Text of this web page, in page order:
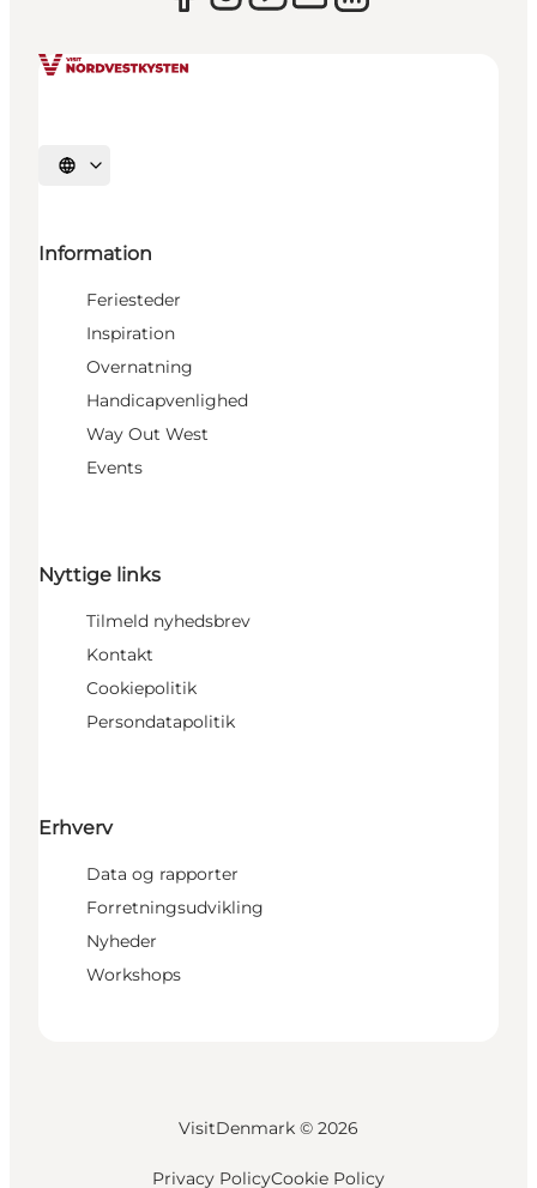
Vælg sprog
Information
Feriesteder
Inspiration
Overnatning
Handicapvenlighed
Way Out West
Events
Nyttige links
Tilmeld nyhedsbrev
Kontakt
Cookiepolitik
Persondatapolitik
Erhverv
Data og rapporter
Forretningsudvikling
Nyheder
Workshops
VisitDenmark © 2026
Privacy PolicyCookie Policy